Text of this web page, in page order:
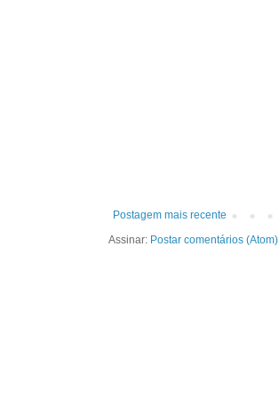
Postagem mais recente
Assinar: Postar comentários (Atom)